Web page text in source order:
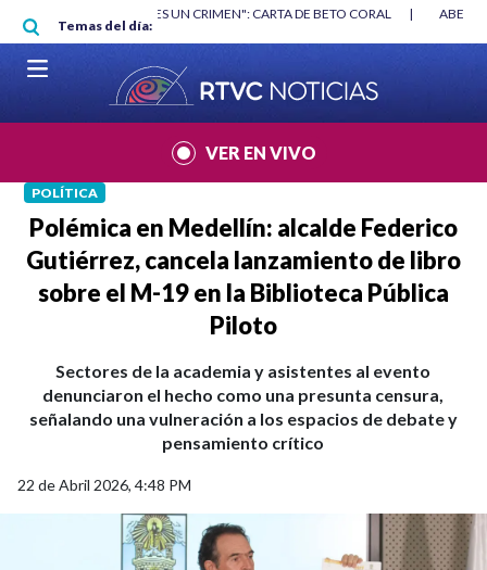
Pasar al contenido principal
Temas del día:
"HABLAR NO ES UN CRIMEN": CARTA DE BETO CORAL |
VER EN VIVO
POLÍTICA
Polémica en Medellín: alcalde Federico
Gutiérrez, cancela lanzamiento de libro
sobre el M-19 en la Biblioteca Pública
Piloto
Sectores de la academia y asistentes al evento
denunciaron el hecho como una presunta censura,
señalando una vulneración a los espacios de debate y
pensamiento crítico
22 de Abril 2026, 4:48 PM